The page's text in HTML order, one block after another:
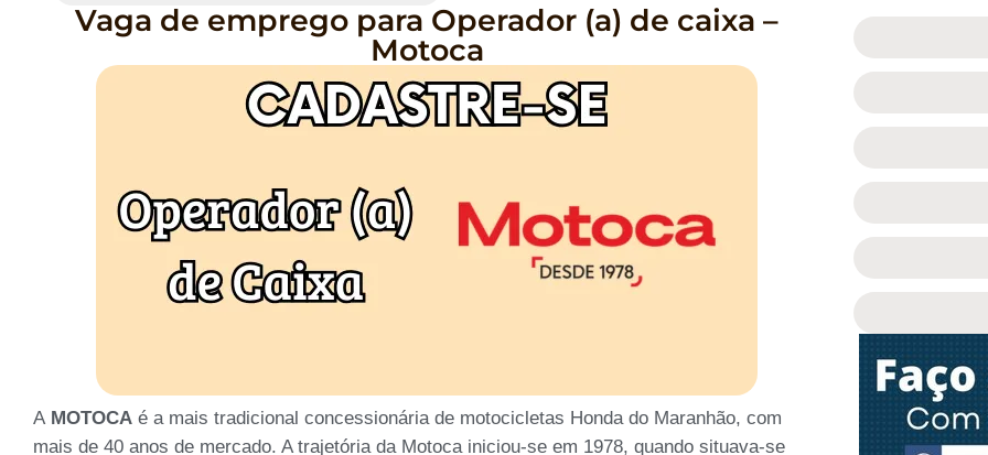
Vaga de emprego para Operador (a) de caixa –
Motoca
A MOTOCA é a mais tradicional concessionária de motocicletas Honda do Maranhão, com
mais de 40 anos de mercado. A trajetória da Motoca iniciou-se em 1978, quando situava-se